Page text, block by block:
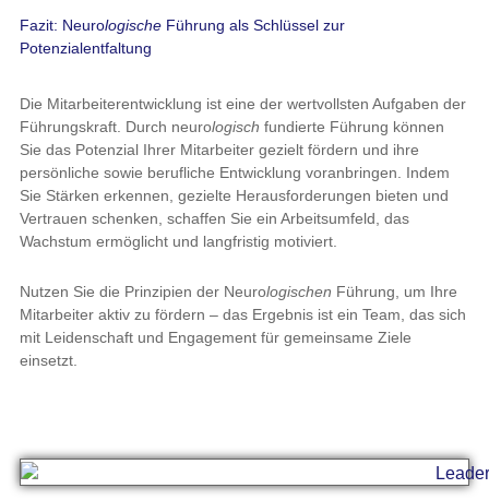
Fazit: NeurologischeFührung als Schlüssel zur
Potenzialentfaltung
Die Mitarbeiterentwicklung ist eine der wertvollsten Aufgaben der
Führungskraft. Durch neurologisch fundierte Führung können
Sie das Potenzial Ihrer Mitarbeiter gezielt fördern und ihre
persönliche sowie berufliche Entwicklung voranbringen. Indem
Sie Stärken erkennen, gezielte Herausforderungen bieten und
Vertrauen schenken, schaffen Sie ein Arbeitsumfeld, das
Wachstum ermöglicht und langfristig motiviert.
Nutzen Sie die Prinzipien der Neurologischen Führung, um Ihre
Mitarbeiter aktiv zu fördern – das Ergebnis ist ein Team, das sich
mit Leidenschaft und Engagement für gemeinsame Ziele
einsetzt.